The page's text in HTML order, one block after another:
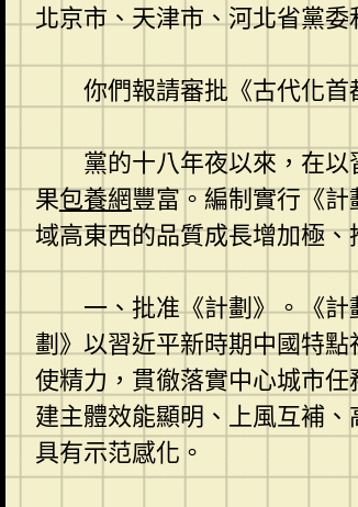
北京市、天津市、河北省黨
你們報請審批《古代化
黨的十八年夜以來，在
果包養網豐富。編制實行《
域高東西的品質成長增加極
一、批准《計劃》。《
劃》以習近平新時期中國特
使精力，貫徹落實中心城市
建主體效能顯明、上風互補
具有示范感化。